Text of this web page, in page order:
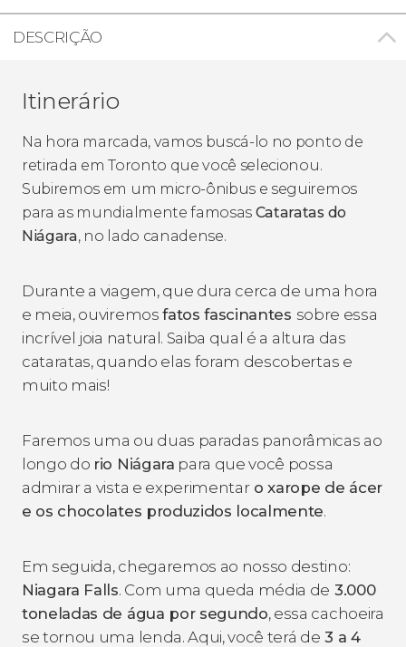
DESCRIÇÃO
Itinerário
Na hora marcada, vamos buscá-lo no ponto de
retirada em Toronto que você selecionou.
Subiremos em um micro-ônibus e seguiremos
para as mundialmente famosas Cataratas do
Niágara, no lado canadense.
Durante a viagem, que dura cerca de uma hora
e meia, ouviremosfatos fascinantes sobre essa
incrível joia natural. Saiba qual é a altura das
cataratas, quando elas foram descobertas e
muito mais!
Faremos uma ou duas paradas panorâmicas ao
longo do rio Niágara para que você possa
admirar a vista e experimentaro xarope de ácer
e os chocolates produzidos localmente.
Em seguida, chegaremos ao nosso destino:
Niagara Falls. Com uma queda média de 3.000
toneladas de água por segundo, essa cachoeira
se tornou uma lenda. Aqui, você terá de 3 a 4